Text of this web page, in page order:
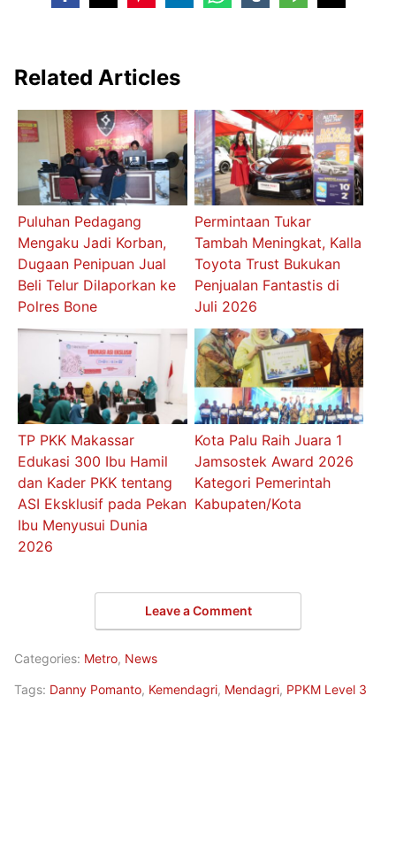
Related Articles
Puluhan Pedagang
Mengaku Jadi Korban,
Dugaan Penipuan Jual
Beli Telur Dilaporkan ke
Polres Bone
Permintaan Tukar
Tambah Meningkat, Kalla
Toyota Trust Bukukan
Penjualan Fantastis di
Juli 2026
TP PKK Makassar
Edukasi 300 Ibu Hamil
dan Kader PKK tentang
ASI Eksklusif pada Pekan
Ibu Menyusui Dunia
2026
Kota Palu Raih Juara 1
Jamsostek Award 2026
Kategori Pemerintah
Kabupaten/Kota
Leave a Comment
Categories: Metro, News
Tags: Danny Pomanto, Kemendagri, Mendagri, PPKM Level 3